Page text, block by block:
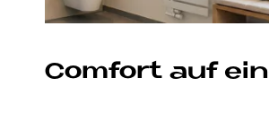
Comfort auf